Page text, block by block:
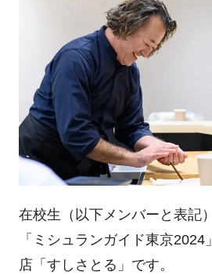
在校生（以下メンバーと表記
「ミシュランガイド東京2024
店「すしさとる」です。